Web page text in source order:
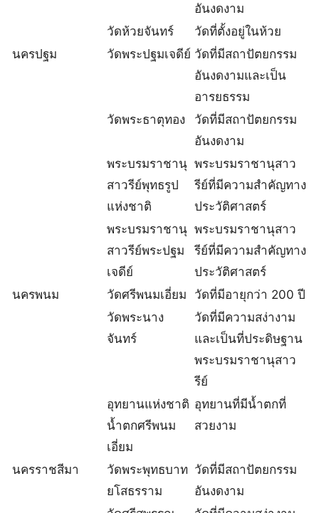
อันงดงาม
วัดห้วยจันทร์
วัดที่ตั้งอยู่ในห้วย
นครปฐม
วัดพระปฐมเจดีย์ วัดที่มีสถาปัตยกรรม
อันงดงามและเป็น
อารยธรรม
วัดพระธาตุทอง
วัดที่มีสถาปัตยกรรม
อันงดงาม
พระบรมราชานุ
สาวรีย์พุทธรูป
แห่งชาติ
พระบรมราชานุสาว
รีย์ที่มีความสำคัญทาง
ประวัติศาสตร์
พระบรมราชานุ
สาวรีย์พระปฐม
เจดีย์
พระบรมราชานุสาว
รีย์ที่มีความสำคัญทาง
ประวัติศาสตร์
นครพนม
วัดศรีพนมเอี่ยม
วัดที่มีอายุกว่า 200 ปี
วัดพระนาง
จันทร์
วัดที่มีความสง่างาม
และเป็นที่ประดิษฐาน
พระบรมราชานุสาว
รีย์
อุทยานแห่งชาติ
น้ำตกศรีพนม
เอี่ยม
อุทยานที่มีน้ำตกที่
สวยงาม
นครราชสีมา
วัดพระพุทธบาท
ยโสธรราม
วัดที่มีสถาปัตยกรรม
อันงดงาม